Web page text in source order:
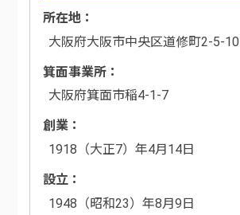
所在地
大阪府大阪市中央区道修町2-5-10
箕面事業所
大阪府箕面市稲4-1-7
創業
1918（大正7）年4月14日
設立
1948（昭和23）年8月9日